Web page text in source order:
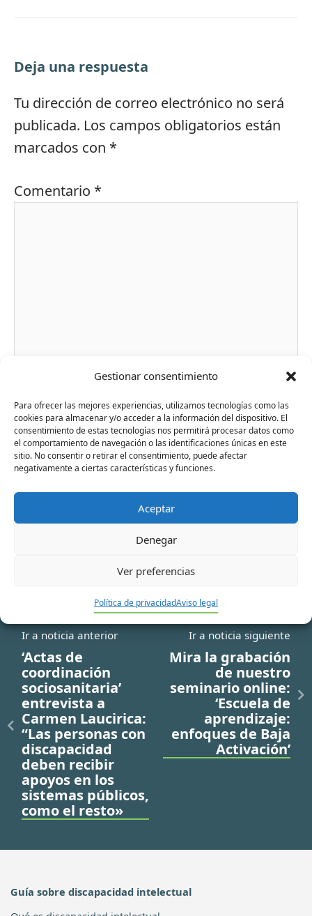
Gestionar consentimiento
Para ofrecer las mejores experiencias, utilizamos tecnologías como las
cookies para almacenar y/o acceder a la información del dispositivo. El
consentimiento de estas tecnologías nos permitirá procesar datos como
el comportamiento de navegación o las identificaciones únicas en este
sitio. No consentir o retirar el consentimiento, puede afectar
negativamente a ciertas características y funciones.
Aceptar
Denegar
Ver preferencias
Política de privacidadAviso legal
Deja una respuesta
Tu dirección de correo electrónico no será
publicada. Los campos obligatorios están
marcados con *
Comentario *
Correo
electrónico*
Web
Ir a noticia anterior
‘Actas de
coordinación
sociosanitaria’
entrevista a
Carmen Laucirica:
“Las personas con
discapacidad
deben recibir
apoyos en los
sistemas públicos,
como el resto»
Ir a noticia siguiente
Mira la grabación
de nuestro
seminario online:
‘Escuela de
aprendizaje:
enfoques de Baja
Activación’
Guía sobre discapacidad intelectual